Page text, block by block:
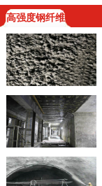
高强度钢纤维